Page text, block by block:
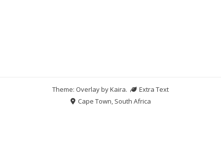
Theme: Overlay byKaira.
Extra Text
Cape Town, South Africa